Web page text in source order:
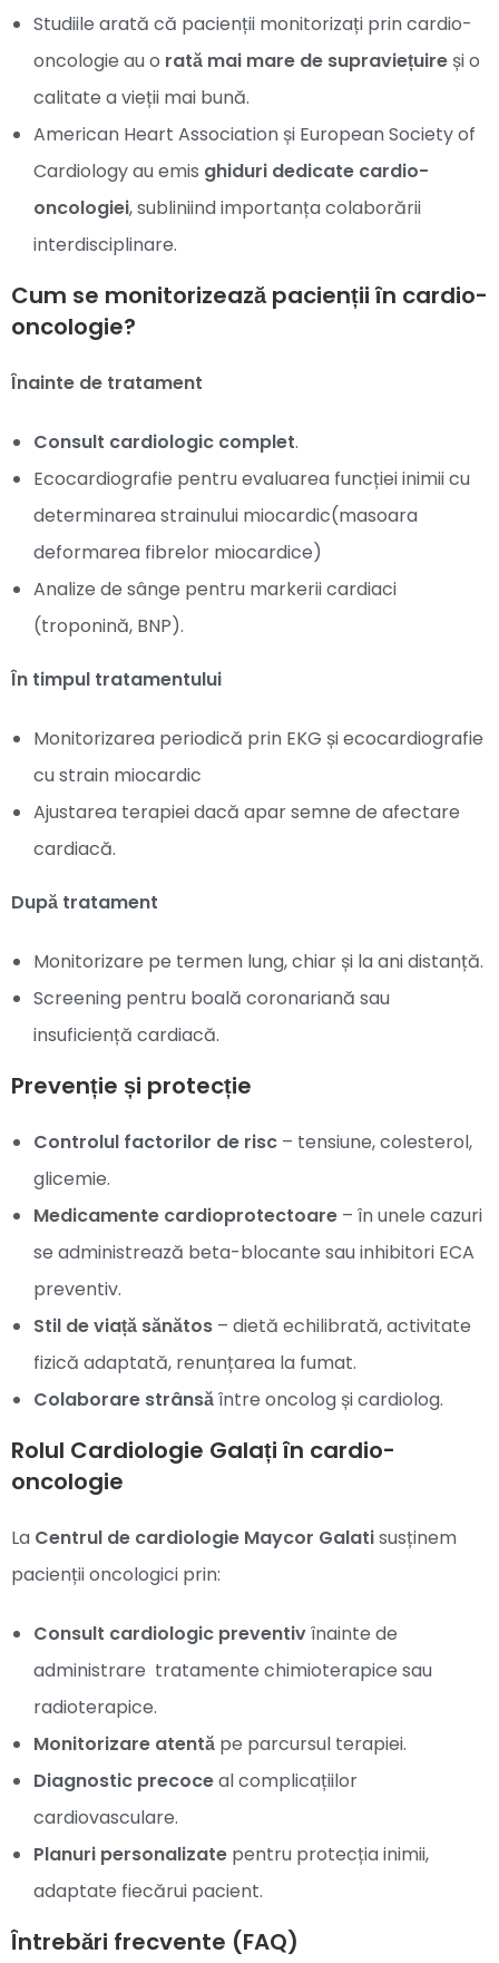
Studiile arată că pacienții monitorizați prin cardio-
oncologie au o rată mai mare de supraviețuire și o
calitate a vieții mai bună.
American Heart Association și European Society of
Cardiology au emis ghiduri dedicate cardio-
oncologiei, subliniind importanța colaborării
interdisciplinare.
Cum se monitorizează pacienții în cardio-
oncologie?
Înainte de tratament
Consult cardiologic complet.
Ecocardiografie pentru evaluarea funcției inimii cu
determinarea strainului miocardic(masoara
deformarea fibrelor miocardice)
Analize de sânge pentru markerii cardiaci
(troponină, BNP).
În timpul tratamentului
Monitorizarea periodică prin EKG și ecocardiografie
cu strain miocardic
Ajustarea terapiei dacă apar semne de afectare
cardiacă.
După tratament
Monitorizare pe termen lung, chiar și la ani distanță.
Screening pentru boală coronariană sau
insuficiență cardiacă.
Prevenție și protecție
Controlul factorilor de risc – tensiune, colesterol,
glicemie.
Medicamente cardioprotectoare – în unele cazuri
se administrează beta-blocante sau inhibitori ECA
preventiv.
Stil de viață sănătos – dietă echilibrată, activitate
fizică adaptată, renunțarea la fumat.
Colaborare strânsăîntre oncolog și cardiolog.
Rolul Cardiologie Galați în cardio-
oncologie
La Centrul de cardiologie Maycor Galatisusținem
pacienții oncologici prin:
Consult cardiologic preventivînainte de
administrare tratamente chimioterapice sau
radioterapice.
Monitorizare atentă pe parcursul terapiei.
Diagnostic precoceal complicațiilor
cardiovasculare.
Planuri personalizate pentru protecția inimii,
adaptate fiecărui pacient.
Întrebări frecvente (FAQ)